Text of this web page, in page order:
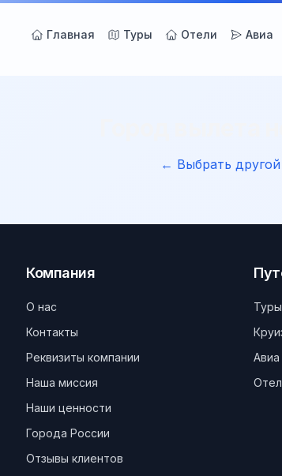
Главная Туры Отели Авиа
← Выбрать
Компания
О нас
Контакты
Реквизиты компании
Наша миссия
Наши ценности
Города России
Отзывы клиентов
Туры
Авиа